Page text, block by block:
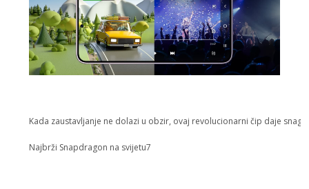
Kada zaustavljanje ne dolazi u obzir, ovaj revolucionarni čip daje
Najbrži Snapdragon na svijetu7